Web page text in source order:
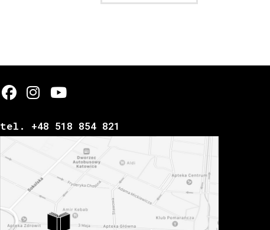
tel. +48 518 854 821